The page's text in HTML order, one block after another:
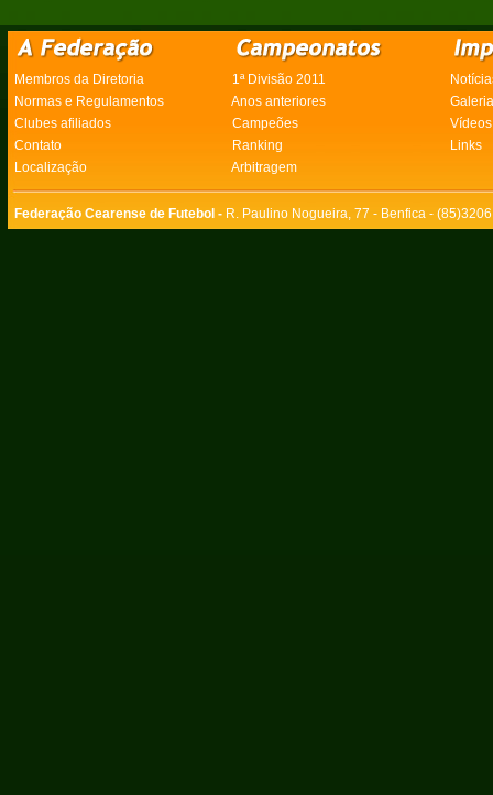
Membros da Diretoria 1ª Divisão 2011
Normas e Regulamentos
Anos anteriores
Clubes afiliados
Campeões
Vídeos
Contato
Ranking
Links
Localização
Arbitragem
Federação Cearense de Futebol - R. Paulino Nogueira, 77 - Benfica -